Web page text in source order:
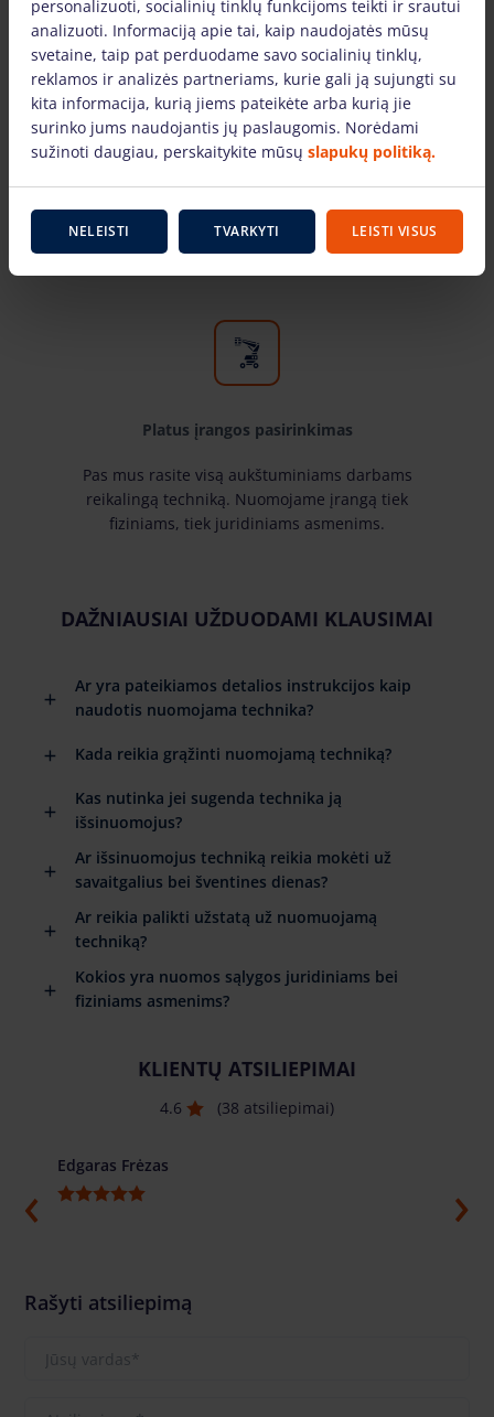
Tik žinomų gamintojų įranga
Pas mus rasite žinomiausių gamintojų ir laiko
patikrintą aukštuminiams darbams skirtą įrangą.
Mūsų nuomojama technika yra techniškai
Platus įrangos pasirinkimas
Pas mus rasite visą aukštuminiams darbams
reikalingą techniką. Nuomojame įrangą tiek
fiziniams, tiek juridiniams asmenims.
DAŽNIAUSIAI UŽDUODAMI KLAUSIMAI
Ar yra pateikiamos detalios instrukcijos kaip
naudotis nuomojama technika?
Kada reikia grąžinti nuomojamą techniką?
Kas nutinka jei sugenda technika ją
išsinuomojus?
Ar išsinuomojus techniką reikia mokėti už
savaitgalius bei šventines dienas?
Ar reikia palikti užstatą už nuomuojamą
techniką?
Kokios yra nuomos sąlygos juridiniams bei
fiziniams asmenims?
KLIENTŲ ATSILIEPIMAI
4.6 (38 atsiliepimai)
Edgaras Frėzas
Rašyti atsiliepimą
personalizuoti, socialinių tinklų funkcijoms teikti ir srautui
analizuoti. Informaciją apie tai, kaip naudojatės mūsų
svetaine, taip pat perduodame savo socialinių tinklų,
reklamos ir analizės partneriams, kurie gali ją sujungti su
kita informacija, kurią jiems pateikėte arba kurią jie
surinko jums naudojantis jų paslaugomis. Norėdami
sužinoti daugiau, perskaitykite mūsų slapukų politiką.
NELEISTI TVARKYTI LEISTI VISUS